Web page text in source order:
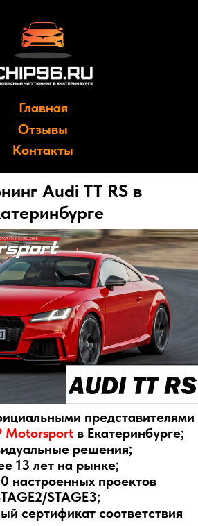
Главная
Отзывы
Контакты
Audi TT RS в
представителями
в Екатеринбурге;
решения;
на рынке;
проектов
соответствия
качества
ИСО 9001-2015).
или чип тюнинг в AGP
изменению программы
самостоятельно создаем
программные продукты
заводского двигателя и
откатывается под
корректировка по
и предпочитаемое